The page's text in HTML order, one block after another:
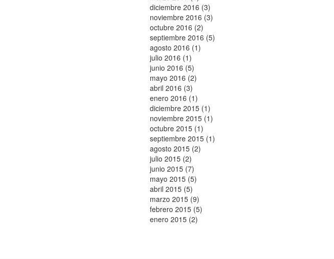
diciembre 2016 (3)
noviembre 2016 (3)
octubre 2016 (2)
septiembre 2016 (5)
agosto 2016 (1)
julio 2016 (1)
junio 2016 (5)
mayo 2016 (2)
abril 2016 (3)
enero 2016 (1)
diciembre 2015 (1)
noviembre 2015 (1)
octubre 2015 (1)
septiembre 2015 (1)
agosto 2015 (2)
julio 2015 (2)
junio 2015 (7)
mayo 2015 (5)
abril 2015 (5)
marzo 2015 (9)
febrero 2015 (5)
enero 2015 (2)